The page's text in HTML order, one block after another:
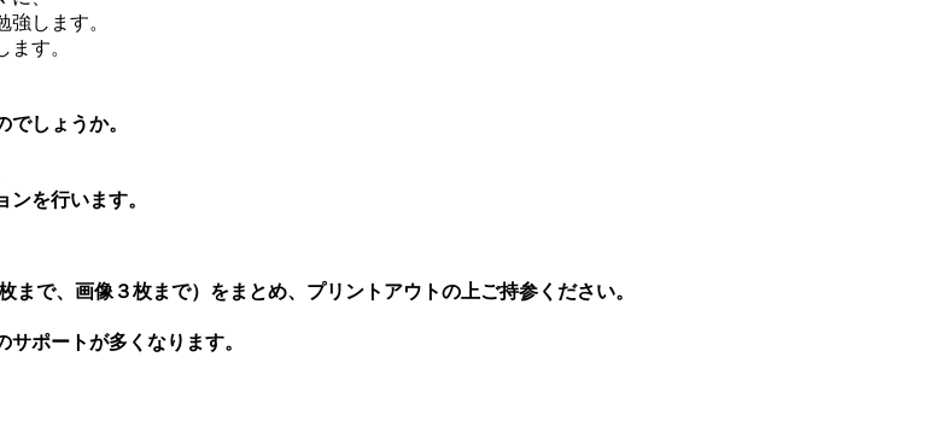
します。
す。
しょうか。
を行います。
で、画像３枚まで）をまとめ、プリントアウトの上ご持参ください。
ポートが多くなります。